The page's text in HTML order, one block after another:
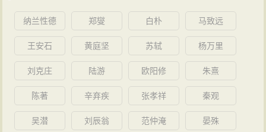
纳兰性德 郑燮 白朴 马致远
王安石 黄庭坚 苏轼 杨万里
刘克庄 陆游 欧阳修 朱熹
陈著 辛弃疾 张孝祥 秦观
吴潜 刘辰翁 范仲淹 晏殊